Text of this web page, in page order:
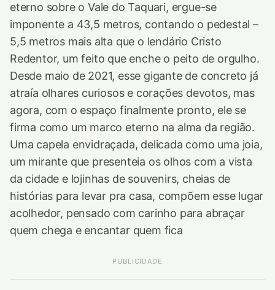
eterno sobre o Vale do Taquari, ergue-se
imponente a 43,5 metros, contando o pedestal –
5,5 metros mais alta que o lendário Cristo
Redentor, um feito que enche o peito de orgulho.
Desde maio de 2021, esse gigante de concreto já
atraía olhares curiosos e corações devotos, mas
agora, com o espaço finalmente pronto, ele se
firma como um marco eterno na alma da região.
Uma capela envidraçada, delicada como uma joia,
um mirante que presenteia os olhos com a vista
da cidade e lojinhas de souvenirs, cheias de
histórias para levar pra casa, compõem esse lugar
acolhedor, pensado com carinho para abraçar
quem chega e encantar quem fica
PUBLICIDADE